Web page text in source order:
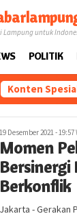
Lampung untuk
POLITIK
Konten
19 Desember 2021 - 19:57
Momen
Bersinergi
Berkonflik
Jakarta - Gerakan